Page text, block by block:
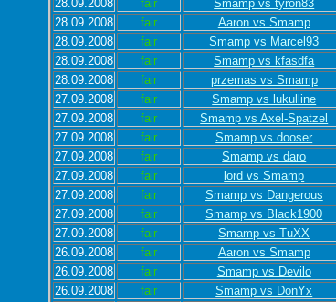
28.09.2008
fair Smamp vs tyron83
28.09.2008
fair Aaron vs Smamp
28.09.2008
fair Smamp vs Marcel93
28.09.2008
fair Smamp vs kfasdfa
28.09.2008
fair przemas vs Smamp
27.09.2008
fair Smamp vs lukulline
27.09.2008
fair Smamp vs Axel-Spatzel
27.09.2008
fair Smamp vs dooser
27.09.2008
fair Smamp vs daro
27.09.2008
fair lord vs Smamp
27.09.2008
fair Smamp vs Dangerous
27.09.2008
fair Smamp vs Black1900
27.09.2008
fair Smamp vs TuXX
26.09.2008
fair Aaron vs Smamp
26.09.2008
fair Smamp vs Devilo
26.09.2008
fair Smamp vs DonYx